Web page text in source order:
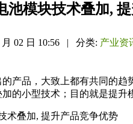
池模块技术叠加,
02 日 10:56 | 分类: 产业资
产品，大致上都有共同的
的小型技术；目的就是提升